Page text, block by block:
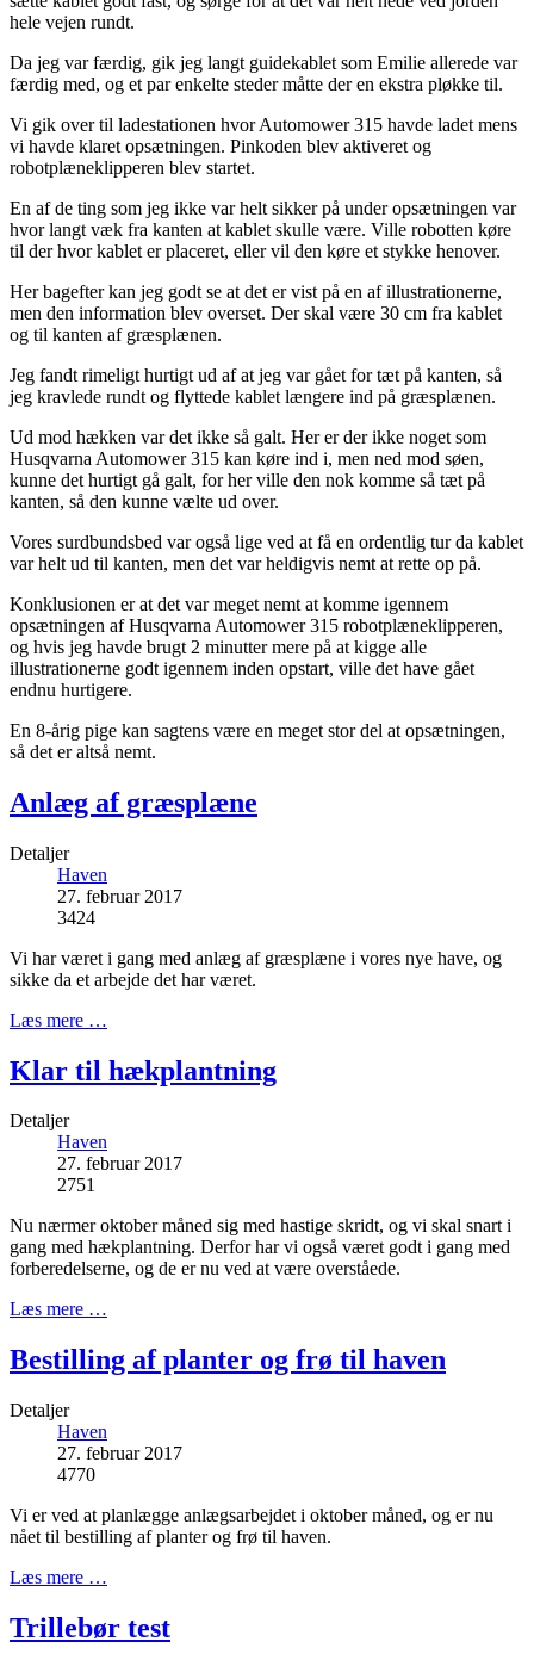
hele vejen rundt.
Da jeg var færdig, gik jeg langt guidekablet som Emilie allerede var
færdig med, og et par enkelte steder måtte der en ekstra pløkke til.
Vi gik over til ladestationen hvor Automower 315 havde ladet mens
vi havde klaret opsætningen. Pinkoden blev aktiveret og
robotplæneklipperen blev startet.
En af de ting som jeg ikke var helt sikker på under opsætningen var
hvor langt væk fra kanten at kablet skulle være. Ville robotten køre
til der hvor kablet er placeret, eller vil den køre et stykke henover.
Her bagefter kan jeg godt se at det er vist på en af illustrationerne,
men den information blev overset. Der skal være 30 cm fra kablet
og til kanten af græsplænen.
Jeg fandt rimeligt hurtigt ud af at jeg var gået for tæt på kanten, så
jeg kravlede rundt og flyttede kablet længere ind på græsplænen.
Ud mod hækken var det ikke så galt. Her er der ikke noget som
Husqvarna Automower 315 kan køre ind i, men ned mod søen,
kunne det hurtigt gå galt, for her ville den nok komme så tæt på
kanten, så den kunne vælte ud over.
Vores surdbundsbed var også lige ved at få en ordentlig tur da kablet
var helt ud til kanten, men det var heldigvis nemt at rette op på.
Konklusionen er at det var meget nemt at komme igennem
opsætningen af Husqvarna Automower 315 robotplæneklipperen,
og hvis jeg havde brugt 2 minutter mere på at kigge alle
illustrationerne godt igennem inden opstart, ville det have gået
endnu hurtigere.
En 8-årig pige kan sagtens være en meget stor del at opsætningen,
så det er altså nemt.
Anlæg af græsplæne
Detaljer
Haven
27. februar 2017
3424
Vi har været i gang med anlæg af græsplæne i vores nye have, og
sikke da et arbejde det har været.
Læs mere …
Klar til hækplantning
Detaljer
Haven
27. februar 2017
2751
Nu nærmer oktober måned sig med hastige skridt, og vi skal snart i
gang med hækplantning. Derfor har vi også været godt i gang med
forberedelserne, og de er nu ved at være overståede.
Læs mere …
Bestilling af planter og frø til haven
Detaljer
Haven
27. februar 2017
4770
Vi er ved at planlægge anlægsarbejdet i oktober måned, og er nu
nået til bestilling af planter og frø til haven.
Læs mere …
Trillebør test